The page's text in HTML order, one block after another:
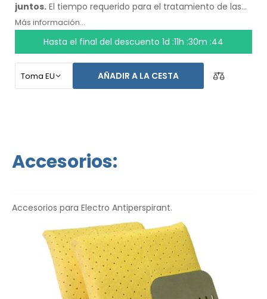
juntos. El tiempo requerido para el tratamiento de las
cuatro extremidades fue reducido a la mitad, a un
máximo de 24 minutos, y la duración y velocidad de los
efectos se mantienen. Con el sistema automático no
depende de ninguna otra persona. Tenga sus manos,
Más información...
Hasta el final del descuento1d :11h :30m :43
AÑADIR A LA CESTA
Accesorios:
Accesorios para Electro Antiperspirant.